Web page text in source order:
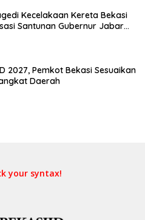
Kecelakaan Kereta Bekasi
Santunan Gubernur Jabar
2027, Pemkot Bekasi Sesuaikan
Daerah
your syntax!